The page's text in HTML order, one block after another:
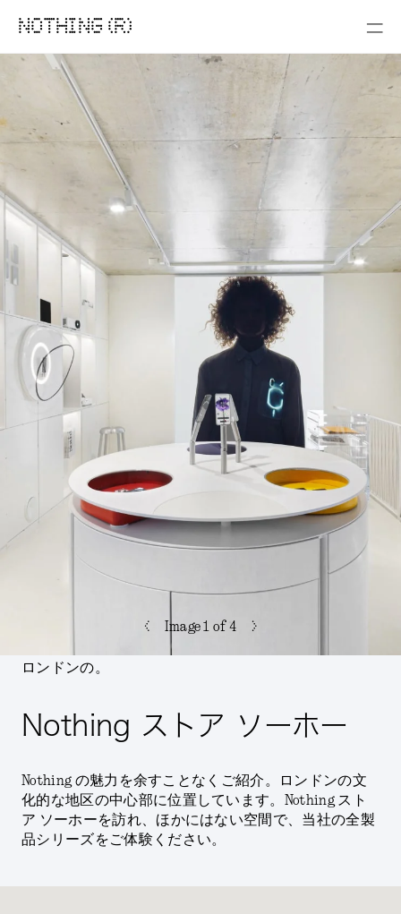
NOTHING (R)
< Image1 of 4 >
ロンドンの。
Nothing ストア ソーホー
Nothing の魅力を余すことなくご紹介。ロンドンの文
化的な地区の中心部に位置しています。Nothing スト
ア ソーホーを訪れ、ほかにはない空間で、当社の全製
品シリーズをご体験ください。